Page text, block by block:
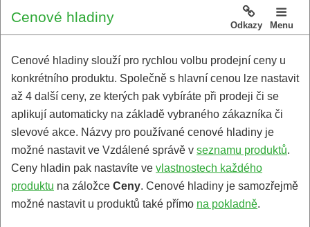
Cenové hladiny
Odkazy Menu
Cenové hladiny slouží pro rychlou volbu prodejní ceny u
konkrétního produktu. Společně s hlavní cenou lze nastavit
až 4 další ceny, ze kterých pak vybíráte při prodeji či se
aplikují automaticky na základě vybraného zákazníka či
slevové akce. Názvy pro používané cenové hladiny je
možné nastavit ve Vzdálené správě vseznamu produktů.
Ceny hladin pak nastavíte vevlastnostech každého
produktu na záložceCeny. Cenové hladiny je samozřejmě
možné nastavit u produktů také přímo na pokladně.